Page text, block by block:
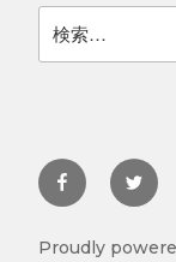
索:
Facebook
Proudly